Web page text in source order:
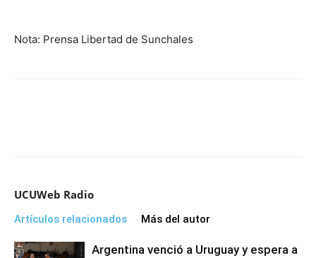
Nota: Prensa Libertad de Sunchales
UCUWeb Radio
Artículos relacionados Más del autor
Argentina venció a Uruguay y espera a